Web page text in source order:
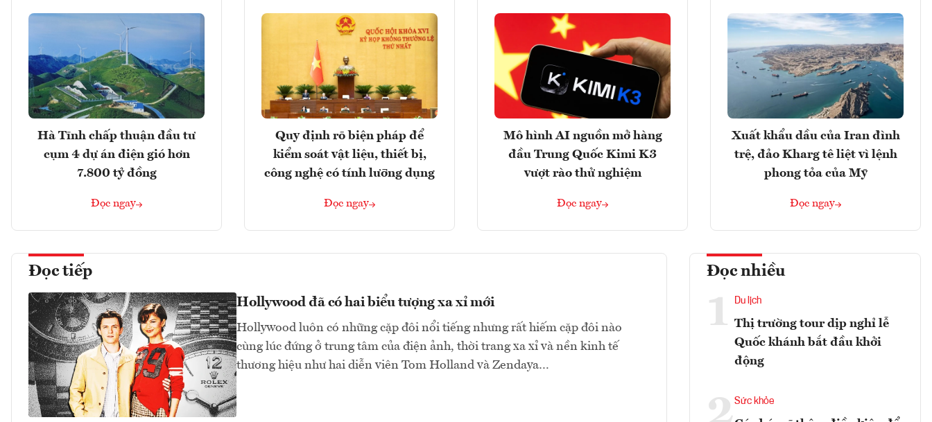
Hà Tĩnh chấp thuận đầu tư
cụm 4 dự án điện gió hơn
7.800 tỷ đồng
Đọc ngay
Quy định rõ biện pháp để
kiểm soát vật liệu, thiết bị,
công nghệ có tính lưỡng dụng
Đọc ngay
Mô hình AI nguồn mở hàng
đầu Trung Quốc Kimi K3
vượt rào thử nghiệm
Đọc ngay
Xuất khẩu dầu của Iran đình
trệ, đảo Kharg tê liệt vì lệnh
phong tỏa của Mỹ
Đọc ngay
Đọc tiếp
Hollywood đã có hai biểu tượng xa xỉ mới
Hollywood luôn có những cặp đôi nổi tiếng nhưng rất hiếm cặp đôi nào
cùng lúc đứng ở trung tâm của điện ảnh, thời trang xa xỉ và nền kinh tế
thương hiệu như hai diễn viên Tom Holland và Zendaya…
Đọc nhiều
1 Du lịch
Thị trường tour dịp nghỉ lễ
Quốc khánh bắt đầu khởi
động
Sức khỏe